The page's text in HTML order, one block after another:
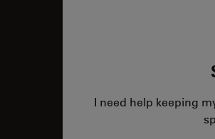
I need help keeping